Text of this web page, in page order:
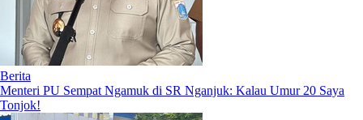
Berita
Menteri PU Sempat Ngamuk di SR Nganjuk: Kalau Umur 20 Saya
Tonjok!